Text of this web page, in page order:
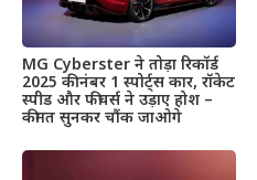
MG Cyberster ने तोड़ा रिकॉर्ड
2025 की नंबर 1 स्पोर्ट्स कार, रॉकेट
स्पीड और फीचर्स ने उड़ाए होश –
कीमत सुनकर चौंक जाओगे